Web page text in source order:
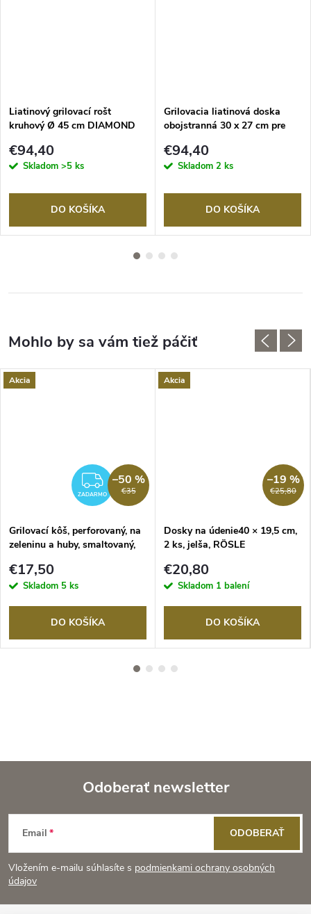
Liatinový grilovací rošt
kruhový Ø 45 cm DIAMOND
€94,40
Skladom >5 ks
DO KOŠÍKA
Grilovacia liatinová doska
obojstranná 30 x 27 cm pre
OUTDOORCHEF
€94,40
Skladom 2 ks
DO KOŠÍKA
Akcia
ZADARMO
ZADARMO €35
–50 %
Grilovací kôš, perforovaný, na
zeleninu a huby, smaltovaný,
€17,50
Skladom 5 ks
DO KOŠÍKA
Akcia
€25,80
–19 %
Dosky na údenie40 × 19,5 cm,
2 ks, jelša, RÖSLE
€20,80
Skladom 1 balení
DO KOŠÍKA
Z
á
p
Odoberať newsletter
Email
Vložením e-mailu súhlasíte s podmienkami ochrany osobných
údajov
ODOBERAŤ